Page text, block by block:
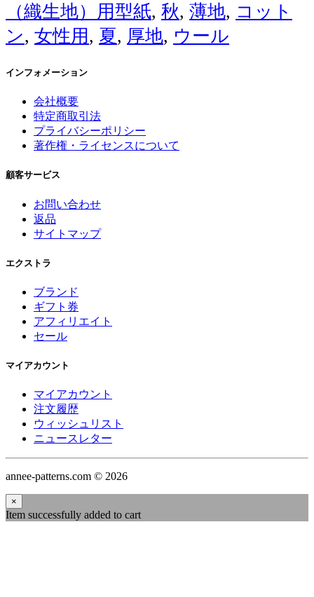
（織生地）用型紙, 秋, 薄地, コット
ン, 女性用, 夏 , 厚地, ウール
インフォメーション
会社概要
特定商取引法
プライバシーポリシー
著作権・ライセンスについて
顧客サービス
お問い合わせ
返品
サイトマップ
エクストラ
ブランド
ギフト券
アフィリエイト
セール
マイアカウント
マイアカウント
注文履歴
ウィッシュリスト
ニュースレター
annee-patterns.com © 2026
×
Item successfully added to cart